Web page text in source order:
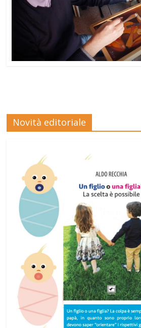
Novità editoriale